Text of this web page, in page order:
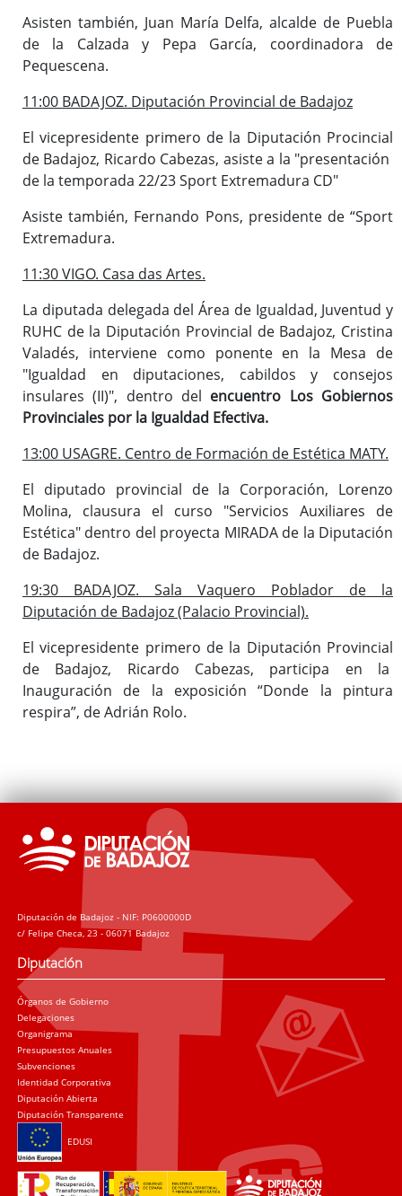
Asisten también, Juan María Delfa, alcalde de Puebla
de la Calzada y Pepa García, coordinadora de
Pequescena.
11:00 BADAJOZ. Diputación Provincial de Badajoz
El vicepresidente primero de la Diputación Procincial
de Badajoz, Ricardo Cabezas, asiste a la "presentación
de la temporada 22/23 Sport Extremadura CD"
Asiste también, Fernando Pons, presidente de “Sport
Extremadura.
11:30 VIGO. Casa das Artes.
La diputada delegada del Área de Igualdad, Juventud y
RUHC de la Diputación Provincial de Badajoz, Cristina
Valadés, interviene como ponente en la Mesa de
"Igualdad en diputaciones, cabildos y consejos
insulares (II)", dentro del encuentro Los Gobiernos
Provinciales por la Igualdad Efectiva.
13:00 USAGRE. Centro de Formación de Estética MATY.
El diputado provincial de la Corporación, Lorenzo
Molina, clausura el curso "Servicios Auxiliares de
Estética" dentro del proyecta MIRADA de la Diputación
de Badajoz.
19:30 BADAJOZ. Sala Vaquero Poblador de la
Diputación de Badajoz (Palacio Provincial).
El vicepresidente primero de la Diputación Provincial
de Badajoz, Ricardo Cabezas, participa en la
Inauguración de la exposición “Donde la pintura
respira”, de Adrián Rolo.
Diputación de Badajoz - NIF: P0600000D
c/ Felipe Checa, 23 - 06071 Badajoz
Diputación
Órganos de Gobierno
Delegaciones
Organigrama
Presupuestos Anuales
Subvenciones
Identidad Corporativa
Diputación Abierta
Diputación Transparente
EDUSI